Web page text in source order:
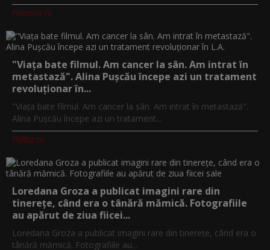
Filmnow.ro
"Viața bate filmul. Am cancer la sân. Am intrat în
metastază". Alina Pușcău începe azi un tratament
revoluționar în...
"Viața bate filmul. Am cancer la sân. Am intrat în metastază".
Alina Pușcău începe azi un tratament...
PeRoz.ro
Loredana Groza a publicat imagini rare din
tinerețe, când era o tânără mămică. Fotografiile
au apărut de ziua fiicei...
Loredana Groza a publicat imagini rare din tinerețe, când era o
tânără mămică. Fotografiile au...